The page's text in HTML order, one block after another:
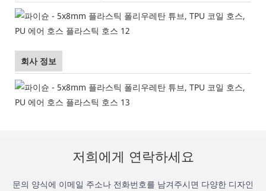
회사 정보
저희에게 연락하세요
문의 양식에 이메일 주소나 전화번호를 남겨주시면 다양한 디자인